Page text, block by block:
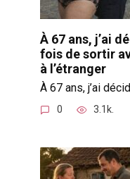
À 67 ans, j’ai
fois de sortir
à l’étranger
À 67 ans, j’ai
0 3.1k.